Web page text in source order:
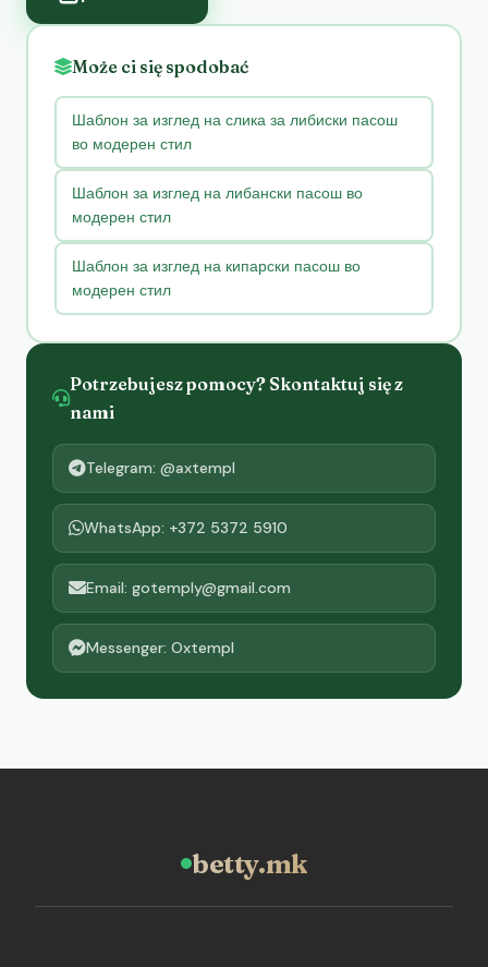
Może ci się spodobać
Шаблон за изглед на слика за либиски пасош
во модерен стил
Шаблон за изглед на либански пасош во
модерен стил
Шаблон за изглед на кипарски пасош во
модерен стил
Potrzebujesz pomocy? Skontaktuj się z
nami
Telegram: @axtempl
WhatsApp: +372 5372 5910
Email: gotemply@gmail.com
Messenger: Oxtempl
betty.mk